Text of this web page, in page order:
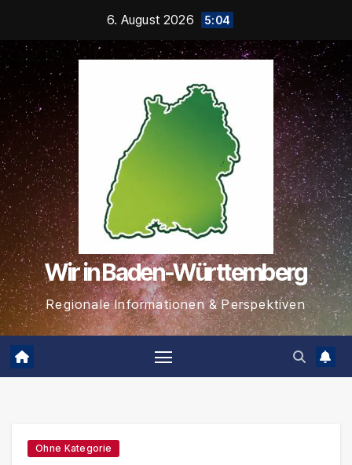
springen
6. August 2026 5:04
Wir in Baden-Württemberg
Regionale Informationen & Perspektiven
Ohne Kategorie